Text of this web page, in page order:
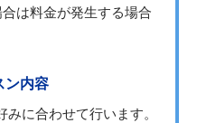
は料金が発生する場合
内容
に合わせて行います。